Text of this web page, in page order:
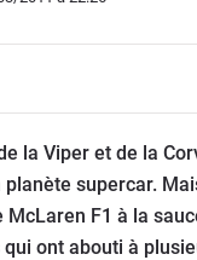
la Viper et de la
supercar.
F1 à la
ont abouti à